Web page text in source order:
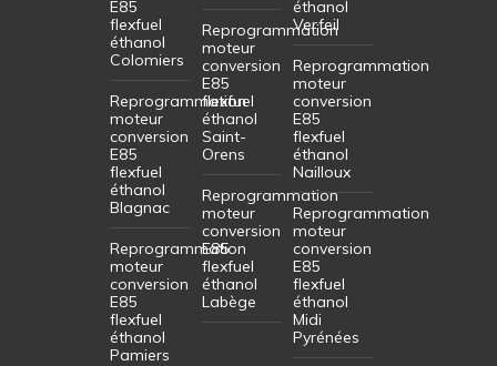
E85
flexfuel
éthanol
Colomiers
Reprogrammation
moteur
conversion
E85
flexfuel
éthanol
Blagnac
Reprogrammation
moteur
conversion
E85
flexfuel
éthanol
Pamiers
Reprogrammation
moteur
conversion
E85
flexfuel
éthanol
Saint-
Orens
Reprogrammation
moteur
conversion
E85
flexfuel
éthanol
Labège
éthanol
Verfeil
Reprogrammation
moteur
conversion
E85
flexfuel
éthanol
Nailloux
Reprogrammation
moteur
conversion
E85
flexfuel
éthanol
Midi
Pyrénées